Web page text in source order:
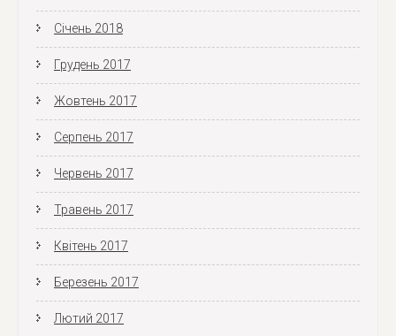
Січень 2018
Грудень 2017
Жовтень 2017
Серпень 2017
Червень 2017
Травень 2017
Квітень 2017
Березень 2017
Лютий 2017